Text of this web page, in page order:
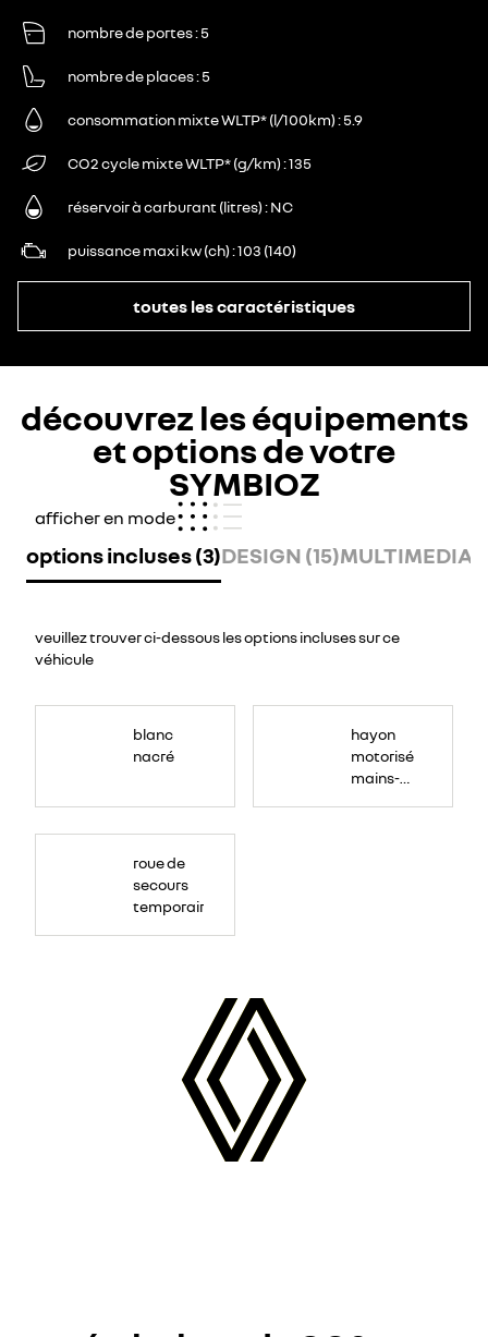
nombre de portes 5
nombre de places 5
consommation mixte WLTP* (l/100km) 5.9
CO2 cycle mixte WLTP* (g/km) 135
réservoir à carburant (litres) NC
puissance maxi kw (ch) 103 (140)
toutes les caractéristiques
découvrez les équipements
et options de votre
SYMBIOZ
afficher en mode
options incluses (3)DESIGN (15)MULTIMEDIA
veuillez trouver ci-dessous les options incluses sur ce
véhicule
blanc
nacré
New
mains
libres&nbsp;
</span>
hayon
motorisé
mains-
roue de
secours
temporaire